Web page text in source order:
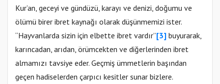
Kur’an, geceyi ve gündüzü, karayı ve denizi, doğumu ve
ölümü birer ibret kaynağı olarak düşünmemizi ister.
“Hayvanlarda sizin için elbette ibret vardır”[3] buyurarak,
karıncadan, arıdan, örümcekten ve diğerlerinden ibret
almamızı tavsiye eder. Geçmiş ümmetlerin başından
geçen hadiselerden çarpıcı kesitler sunar bizlere.